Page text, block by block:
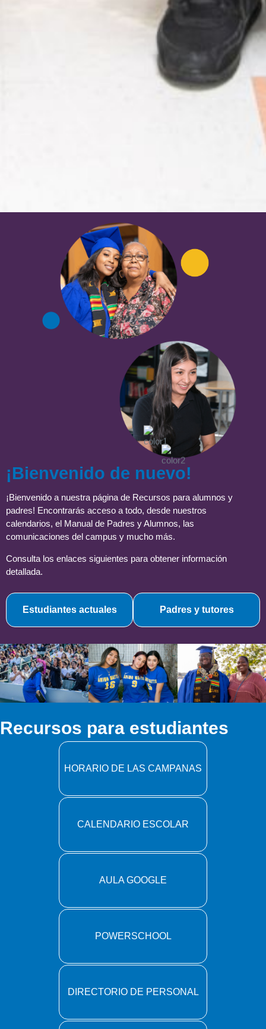
¡Bienvenido de nuevo!
¡Bienvenido a nuestra página de Recursos para alumnos y
padres! Encontrarás acceso a todo, desde nuestros
calendarios, el Manual de Padres y Alumnos, las
comunicaciones del campus y mucho más.
Consulta los enlaces siguientes para obtener información
detallada.
Estudiantes actuales Padres y tutores
Recursos para estudiantes
HORARIO DE LAS CAMPANAS
CALENDARIO ESCOLAR
AULA GOOGLE
POWERSCHOOL
DIRECTORIO DE PERSONAL